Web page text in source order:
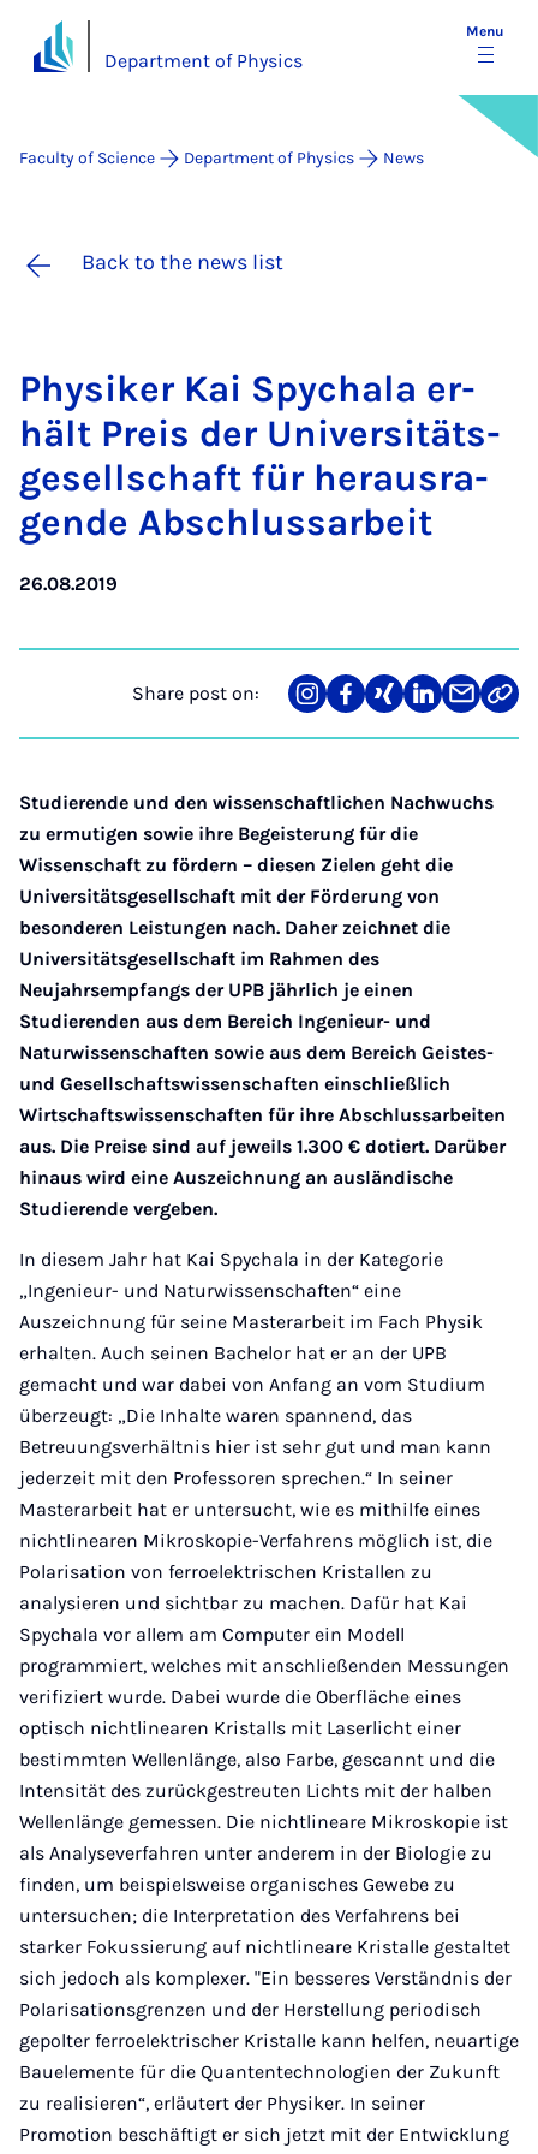
Department of Physics
Menu
Faculty of Science Department of Physics News
Back to the news list
Physiker Kai Spychala er­
hält Pre­is der Uni­versitäts­
gesell­schaft für heraus­ra­
gende Ab­schlus­sarbeit
26.08.2019
Share post on:
Share
on
Teilen
auf
Teilen
auf
Teilen
auf
Teilen
über
Mail
Link
Studierende und den wissenschaftlichen Nachwuchs
zu ermutigen sowie ihre Begeisterung für die
Wissenschaft zu fördern – diesen Zielen geht die
Universitätsgesellschaft mit der Förderung von
besonderen Leistungen nach. Daher zeichnet die
Universitätsgesellschaft im Rahmen des
Neujahrsempfangs der UPB jährlich je einen
Studierenden aus dem Bereich Ingenieur- und
Naturwissenschaften sowie aus dem Bereich Geistes-
und Gesellschaftswissenschaften einschließlich
Wirtschaftswissenschaften für ihre Abschlussarbeiten
aus. Die Preise sind auf jeweils 1.300 € dotiert. Darüber
hinaus wird eine Auszeichnung an ausländische
Studierende vergeben.
In diesem Jahr hat Kai Spychala in der Kategorie
„Ingenieur- und Naturwissenschaften“ eine
Auszeichnung für seine Masterarbeit im Fach Physik
erhalten. Auch seinen Bachelor hat er an der UPB
gemacht und war dabei von Anfang an vom Studium
überzeugt: „Die Inhalte waren spannend, das
Betreuungsverhältnis hier ist sehr gut und man kann
jederzeit mit den Professoren sprechen.“ In seiner
Masterarbeit hat er untersucht, wie es mithilfe eines
nichtlinearen Mikroskopie-Verfahrens möglich ist, die
Polarisation von ferroelektrischen Kristallen zu
analysieren und sichtbar zu machen. Dafür hat Kai
Spychala vor allem am Computer ein Modell
programmiert, welches mit anschließenden Messungen
verifiziert wurde. Dabei wurde die Oberfläche eines
optisch nichtlinearen Kristalls mit Laserlicht einer
bestimmten Wellenlänge, also Farbe, gescannt und die
Intensität des zurückgestreuten Lichts mit der halben
Wellenlänge gemessen. Die nichtlineare Mikroskopie ist
als Analyseverfahren unter anderem in der Biologie zu
finden, um beispielsweise organisches Gewebe zu
untersuchen; die Interpretation des Verfahrens bei
starker Fokussierung auf nichtlineare Kristalle gestaltet
sich jedoch als komplexer. "Ein besseres Verständnis der
Polarisationsgrenzen und der Herstellung periodisch
gepolter ferroelektrischer Kristalle kann helfen, neuartige
Bauelemente für die Quantentechnologien der Zukunft
zu realisieren“, erläutert der Physiker. In seiner
Promotion beschäftigt er sich jetzt mit der Entwicklung